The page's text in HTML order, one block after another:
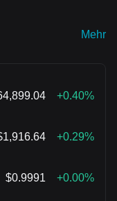
Mehr
+0.40%
+0.29%
$0.9991 +0.00%